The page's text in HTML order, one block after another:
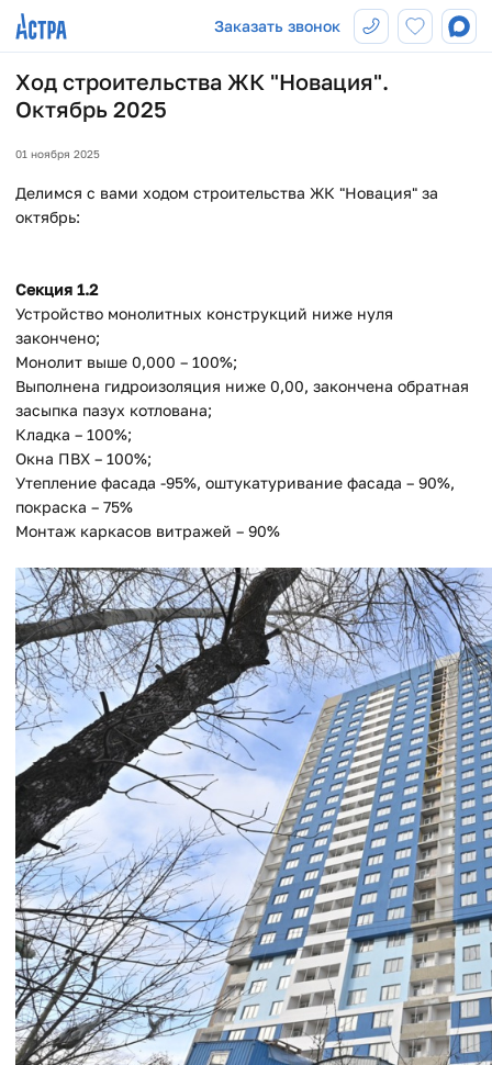
Заказать звонок
Ход строительства ЖК "Новация".
Октябрь 2025
01 ноября 2025
Делимся с вами ходом строительства ЖК "Новация" за
октябрь:
Секция 1.2
Устройство монолитных конструкций ниже нуля
закончено;
Монолит выше 0,000 – 100%;
Выполнена гидроизоляция ниже 0,00, закончена обратная
засыпка пазух котлована;
Кладка – 100%;
Окна ПВХ – 100%;
Утепление фасада -95%, оштукатуривание фасада – 90%,
покраска – 75%
Монтаж каркасов витражей – 90%